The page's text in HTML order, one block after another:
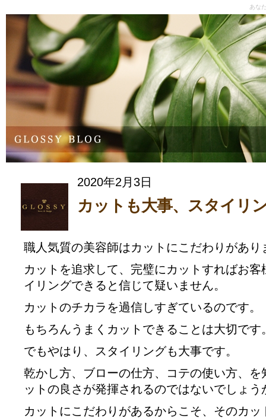
あな
2020年2月3日
カットも大事、スタイリ
職人気質の美容師はカットにこだわりがあり
カットを追求して、完璧にカットすればお
イリングできると信じて疑いません。
カットのチカラを過信しすぎているのです。
もちろんうまくカットできることは大切です
でもやはり、スタイリングも大事です。
乾かし方、ブローの仕方、コテの使い方、を
ットの良さが発揮されるのではないでしょう
カットにこだわりがあるからこそ、そのカ